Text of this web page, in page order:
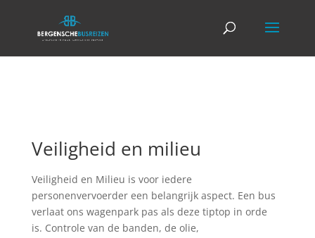
Veiligheid en milieu
Veiligheid en Milieu is voor iedere
personenvervoerder een belangrijk aspect. Een bus
verlaat ons wagenpark pas als deze tiptop in orde
is. Controle van de banden, de olie,